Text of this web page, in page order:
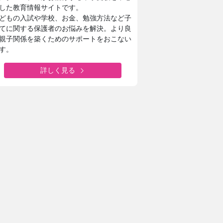
た教育情報サイトです。
もの入試や学校、お金、勉強方法など子
に関する保護者のお悩みを解決。より良
子関係を築くためのサポートをおこない
。
詳しく見る